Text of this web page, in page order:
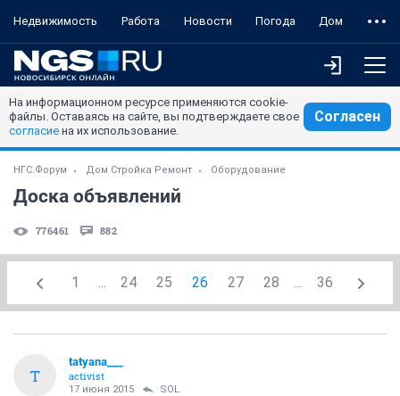
Недвижимость Работа Новости Погода Дом
На информационном ресурсе применяются cookie-
файлы. Оставаясь на сайте, вы подтверждаете свое
согласие на их использование.
Согласен
НГС.Форум Дом Стройка Ремонт Оборудование
Доска объявлений
776461 882
1 ... 24 25 26 27 28 ... 36
T
tatyana___
activist
17 июня 2015 SOL